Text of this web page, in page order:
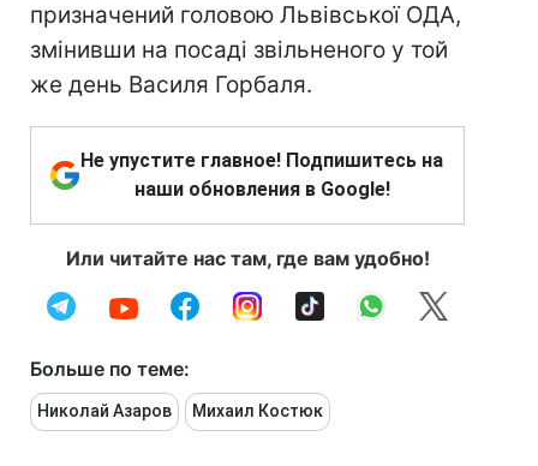
призначений головою Львівської ОДА,
змінивши на посаді звільненого у той
же день Василя Горбаля.
Не упустите главное! Подпишитесь на
наши обновления в Google!
Или читайте нас там, где вам удобно!
Больше по теме:
Николай Азаров Михаил Костюк